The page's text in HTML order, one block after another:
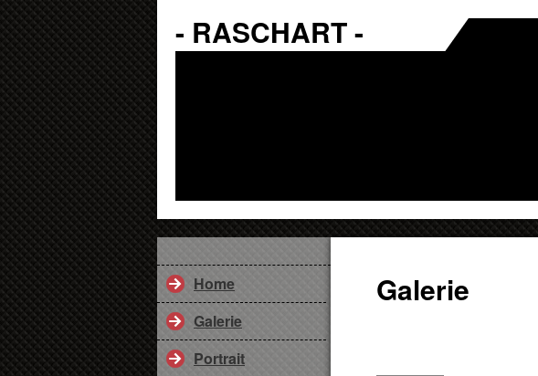
- RASCHART -
Home
Galerie
Portrait
Galerie